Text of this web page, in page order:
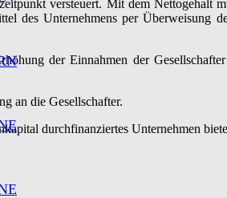
versteuert. Mit dem Nettogehalt
des Unternehmens per Überweisung
der Einnahmen der
an die Gesellschafter.
durchfinanziertes Unternehmen